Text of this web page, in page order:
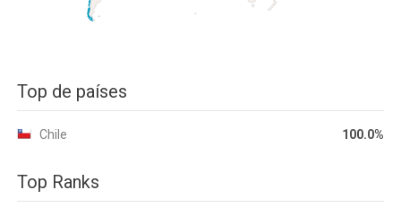
Top de países
Chile 100.0%
Top Ranks